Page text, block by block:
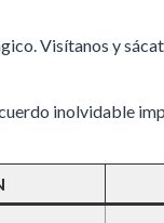
Visítanos y
inolvidable